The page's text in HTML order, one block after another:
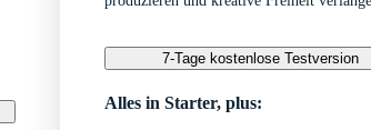
7-Tage kostenlose Testversion
Alles in Starter, plus: